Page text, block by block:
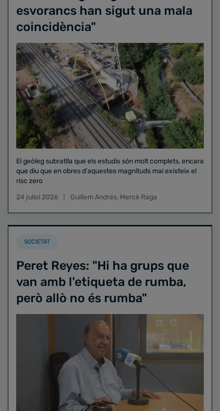
esvorancs han sigut una mala
coincidència"
El geòleg subratlla que els estudis són molt complets, encara
que diu que en obres d'aquestes magnituds mai existeix el
risc zero
24 juliol 2026
Guillem Andrés, Mercè Raga
SOCIETAT
Peret Reyes: "Hi ha grups que
van amb l'etiqueta de rumba,
però allò no és rumba"